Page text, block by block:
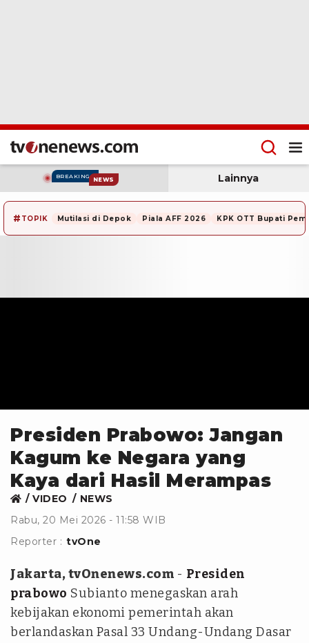
BREAKING NEWS Lainnya
# TOPIK Mutilasi di Depok Piala AFF 2026 KPK OTT Bupati
Presiden Prabowo: Jangan
Kagum ke Negara yang
Kaya dari Hasil Merampas
VIDEO
NEWS
Rabu, 20 Mei 2026 - 11:58 WIB
Reporter : tvOne
Jakarta, tvOnenews.com - Presiden
prabowo Subianto menegaskan arah
kebijakan ekonomi pemerintah akan
berlandaskan Pasal 33 Undang-Undang Dasar